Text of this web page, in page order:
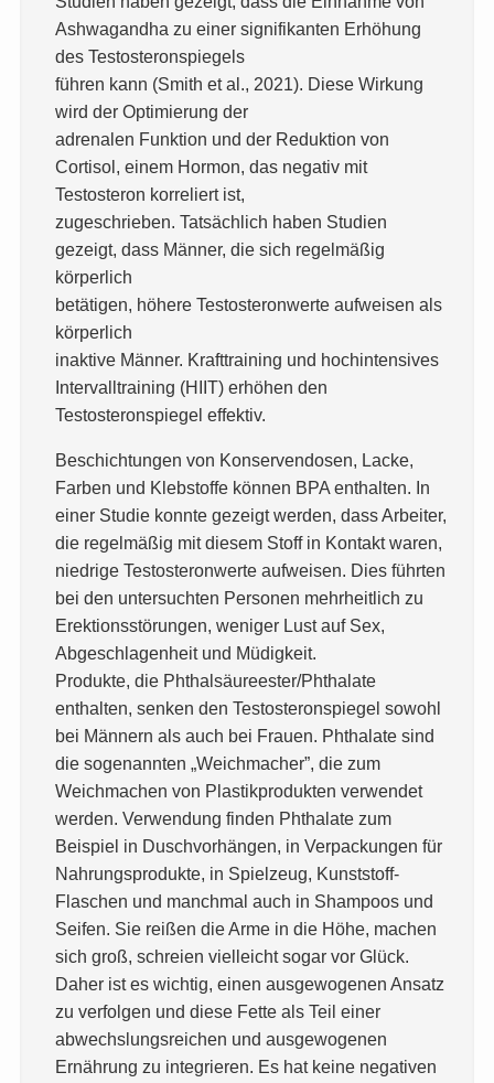
Ashwagandha zu einer signifikanten Erhöhung
des Testosteronspiegels
führen kann (Smith et al., 2021). Diese Wirkung
wird der Optimierung der
adrenalen Funktion und der Reduktion von
Cortisol, einem Hormon, das negativ mit
Testosteron korreliert ist,
zugeschrieben. Tatsächlich haben Studien
gezeigt, dass Männer, die sich regelmäßig
körperlich
betätigen, höhere Testosteronwerte aufweisen als
körperlich
inaktive Männer. Krafttraining und hochintensives
Intervalltraining (HIIT) erhöhen den
Testosteronspiegel effektiv.
Beschichtungen von Konservendosen, Lacke,
Farben und Klebstoffe können BPA enthalten. In
einer Studie konnte gezeigt werden, dass Arbeiter,
die regelmäßig mit diesem Stoff in Kontakt waren,
niedrige Testosteronwerte aufweisen. Dies führten
bei den untersuchten Personen mehrheitlich zu
Erektionsstörungen, weniger Lust auf Sex,
Abgeschlagenheit und Müdigkeit.
Produkte, die Phthalsäureester/Phthalate
enthalten, senken den Testosteronspiegel sowohl
bei Männern als auch bei Frauen. Phthalate sind
die sogenannten „Weichmacher”, die zum
Weichmachen von Plastikprodukten verwendet
werden. Verwendung finden Phthalate zum
Beispiel in Duschvorhängen, in Verpackungen für
Nahrungsprodukte, in Spielzeug, Kunststoff-
Flaschen und manchmal auch in Shampoos und
Seifen. Sie reißen die Arme in die Höhe, machen
sich groß, schreien vielleicht sogar vor Glück.
Daher ist es wichtig, einen ausgewogenen Ansatz
zu verfolgen und diese Fette als Teil einer
abwechslungsreichen und ausgewogenen
Ernährung zu integrieren. Es hat keine negativen